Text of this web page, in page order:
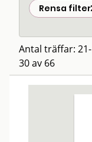
Rensa filter
Antal träffar: 21-
30 av 66